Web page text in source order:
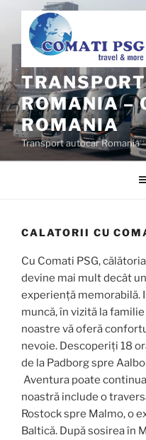
content
ROMANIA –
ROMANIA
Transport autocar Romania
CALATORII CU
Cu Comati PSG,
devine mai mult decât
experiență memorabilă.
muncă, în vizită la
noastre vă oferă
nevoie. Descoperiți 18
de la Padborg spre
Aventura poate
noastră include o
Rostock spre Malmo, o
Baltică. După sosirea în